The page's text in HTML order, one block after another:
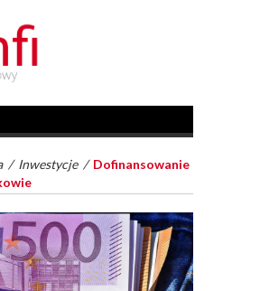
/ Inwestycje / Dofinansowanie